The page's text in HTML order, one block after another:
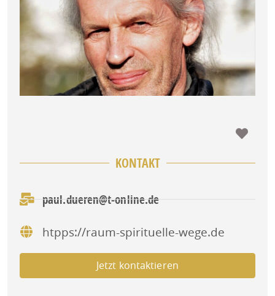
KONTAKT
paul.dueren@t-online.de
htpps://raum-spirituelle-wege.de
Jetzt kontaktieren